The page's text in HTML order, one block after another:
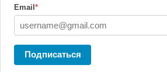
Открытая информация
СОГЛАШЕНИЕ (ОФЕРТА )
УСЛОВИЯ И ГАРАНТИИ
Наши работы
Новости
Обратная связь
Email *
Подписаться